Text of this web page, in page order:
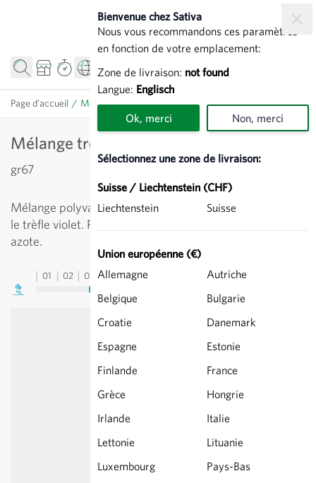
Bienvenue chez Sativa
Nous vous recommandons ces paramètres
en fonction de votre emplacement:
Zone de livraison: not found
Langue: Englisch
Ok, merci Non, merci
Sélectionnez une zone de livraison:
Suisse / Liechtenstein (CHF)
Liechtenstein
Suisse
Union européenne (€)
Allemagne
Autriche
Belgique
Bulgarie
Croatie
Danemark
Espagne
Estonie
Finlande
France
Grèce
Hongrie
Irlande
Italie
Lettonie
Lituanie
Luxembourg
Pays-Bas
Page d’accueil / Mélange trèfles-graminées - Engrais vert
Mélange trèfles-graminées - Engrais vert
gr67
Mélange polyvalent avec les graminées, le trèfle blanc et
le trèfle violet. Pousse aussi sur sols secs et pauvres en
azote.
01 02 03 04 05 06 09 10